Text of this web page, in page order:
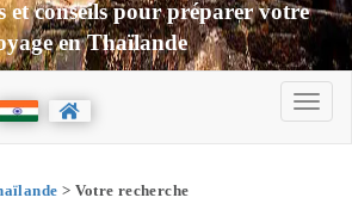
et conseils pour préparer votre
en Thaïlande
> Votre recherche